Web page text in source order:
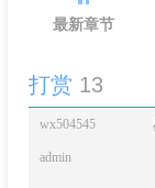
最新章节
打赏 13
wx504545
admin